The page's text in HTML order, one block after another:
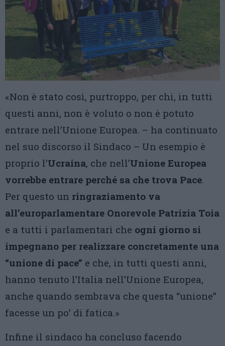
«Non è stato così, purtroppo, per chi, in tutti
questi anni, non è voluto o non è potuto
entrare nell’Unione Europea. – ha continuato
nel suo discorso il Sindaco – Un esempio è
proprio l’Ucraina, che nell’Unione Europea
vorrebbe entrare perché sa che trova Pace.
Per questo un ringraziamento va
all’europarlamentare Onorevole Patrizia Toia
e a tutti i parlamentari che ogni giorno si
impegnano per realizzare concretamente una
“unione di pace” e che, in tutti questi anni,
hanno tenuto l’Italia nell’Unione Europea,
anche quando sembrava che questa “unione”
facesse un po’ di fatica.»
Infine il sindaco ha concluso facendo